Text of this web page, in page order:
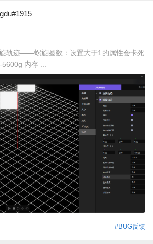
轨迹——螺旋圈数：设置大于1的属性会卡死
内存 ...
#BUG反馈